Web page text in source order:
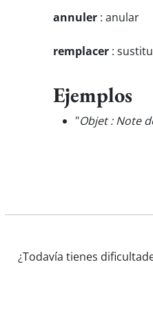
annuler : anular
remplacer :
Ejemplos
"Objet : Note
¿Todavía tienes